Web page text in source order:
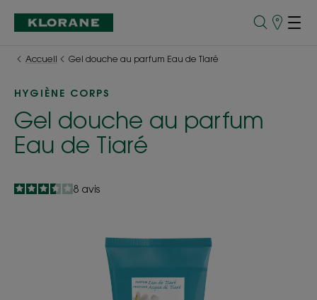
Points
Accueil
Gel douche au parfum Eau de Tiaré
HYGIÈNE CORPS
Gel douche au parfum
Eau de Tiaré
3.5
/
5
8 avis